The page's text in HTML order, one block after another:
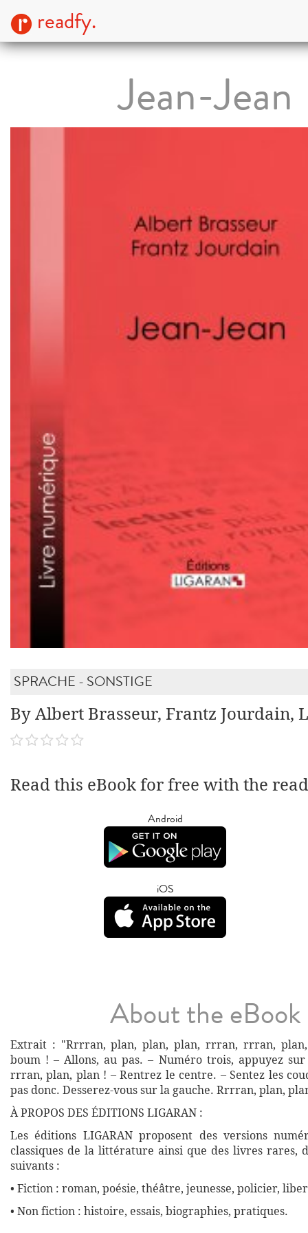
readfy.
Jean-Jean
SPRACHE - SONSTIGE
By Albert Brasseur, Frantz Jourdain,
Read this eBook for free with the
Android
iOS
About the eBook
Extrait : "Rrrran, plan, plan, plan, rrran, rrran,
boum ! – Allons, au pas. – Numéro trois, appuyez
rrran, plan, plan ! – Rentrez le centre. – Sentez les
pas donc. Desserez-vous sur la gauche. Rrrran, plan,
À PROPOS DES ÉDITIONS LIGARAN :
Les éditions LIGARAN proposent des versions
classiques de la littérature ainsi que des livres rares,
suivants :
• Fiction : roman, poésie, théâtre, jeunesse, policier,
• Non fiction : histoire, essais, biographies, pratiques.